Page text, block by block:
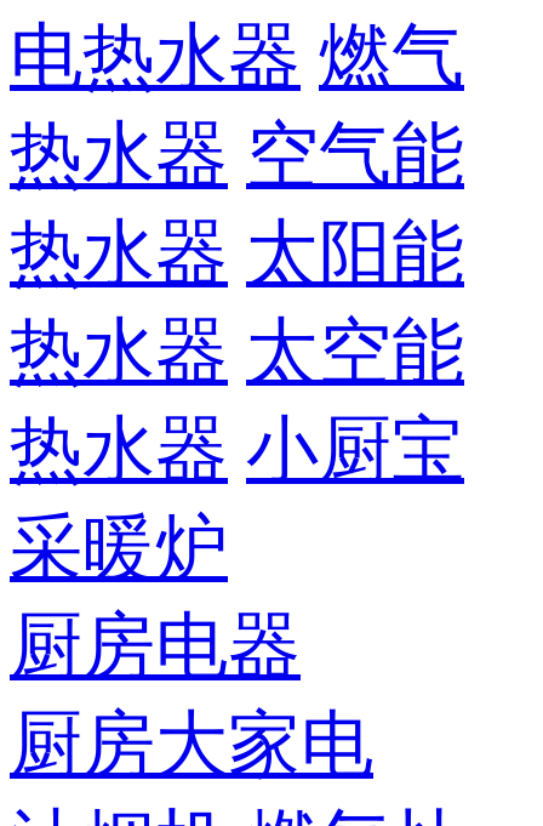
电热水器 燃气
热水器 空气能
热水器 太阳能
热水器 太空能
热水器 小厨宝
采暖炉
厨房电器
厨房大家电